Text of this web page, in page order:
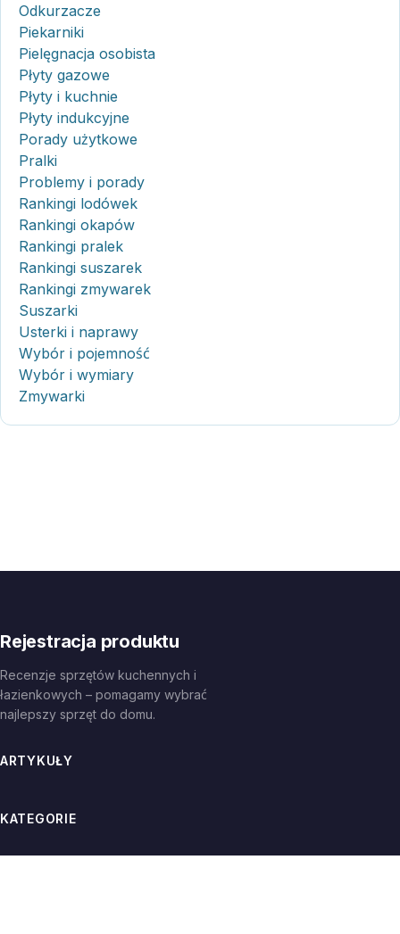
Odkurzacze
Piekarniki
Pielęgnacja osobista
Płyty gazowe
Płyty i kuchnie
Płyty indukcyjne
Porady użytkowe
Pralki
Problemy i porady
Rankingi lodówek
Rankingi okapów
Rankingi pralek
Rankingi suszarek
Rankingi zmywarek
Suszarki
Usterki i naprawy
Wybór i pojemność
Wybór i wymiary
Zmywarki
Rejestracja produktu
Recenzje sprzętów kuchennych i
łazienkowych – pomagamy wybrać
najlepszy sprzęt do domu.
ARTYKUŁY
KATEGORIE